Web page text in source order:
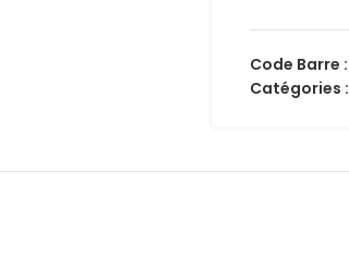
Code Barre :
Catégories :